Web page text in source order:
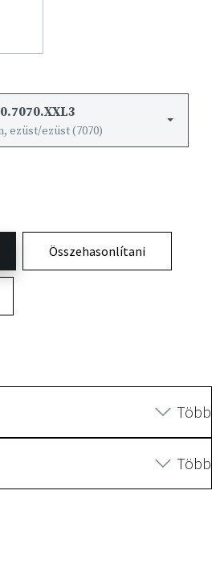
ezüst/ezüst (7070)
Összehasonlítani
Több
Több